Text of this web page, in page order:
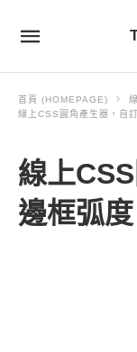
首頁 (HOMEPAGE)
線上CSS圓角產生器，自
線上
邊框弧